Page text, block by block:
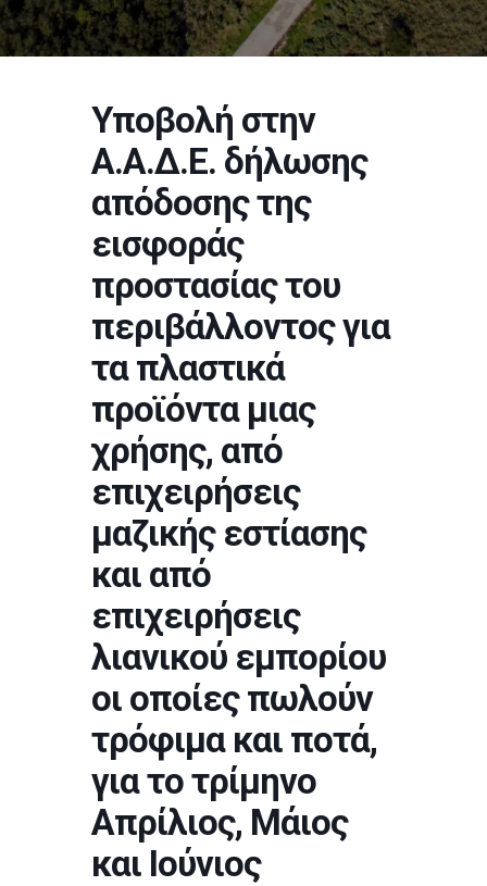
Υποβολή στην
Α.Α.Δ.Ε. δήλωσης
απόδοσης της
εισφοράς
προστασίας του
περιβάλλοντος για
τα πλαστικά
προϊόντα μιας
χρήσης, από
επιχειρήσεις
μαζικής εστίασης
και από
επιχειρήσεις
λιανικού εμπορίου
οι οποίες πωλούν
τρόφιμα και ποτά,
για το τρίμηνο
Απρίλιος, Μάιος
και Ιούνιος